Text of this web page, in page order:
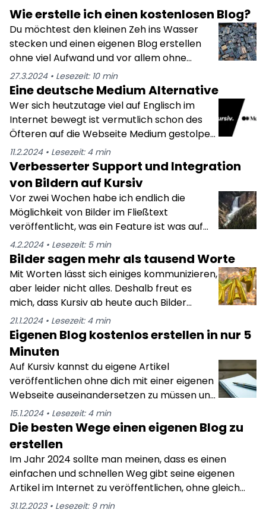
Wie erstelle ich einen kostenlosen Blog?
Du möchtest den kleinen Zeh ins Wasser
stecken und einen eigenen Blog erstellen
ohne viel Aufwand und vor allem ohne
Kosten zu haben? Dann bist du hier genau
richtig gelandet, denn ich werde dir hier in
nur wenigen Minuten die besten Optionen
zeigen, wie du völlig kostenlos einen eigenen
Blog erstellen kannst. Wenn du dich dann
später für eine aufwändigere Methode
entscheidest, weil du dir sicher bist, dass du
es mit dem Bloggen ernst meinst kannst du
das ja natürlich trotzdem noch tun. Davon
hält dich definitiv niemand ab, auch wenn es
dann vielleicht nochmal etwas Aufwand
bedeuten könnte die Plattform zu wechseln.
27.3.2024• Lesezeit: 10min
Eine deutsche Medium Alternative
Wer sich heutzutage viel auf Englisch im
Internet bewegt ist vermutlich schon des
Öfteren auf die Webseite Medium gestolpert
und hat dort den ein oder anderen Artikel
gelesen. Ich persönlich freue mich immer,
wenn ich bei meiner Internetrecherche
einen Medium Artikel entdecke, weil ich mir
meist recht sicher sein kann, dass der Artikel
gut geschrieben ist und visuell ansprechend
ist. Vor allem werde ich nicht sofort mit
Werbeanzeigen vollgemüllt, was das Lesen
um einiges angenehmer macht, weil ich
mich voll und ganz auf den Artikel
konzentrieren kann.
11.2.2024• Lesezeit: 4min
Verbesserter Support und Integration
von Bildern auf Kursiv
Vor zwei Wochen habe ich endlich die
Möglichkeit von Bilder im Fließtext
veröffentlicht, was ein Feature ist was auf
einer Blogging Plattform natürlich nicht
fehlen darf. Man hat endlich nicht mehr nur
Text vor sich, sondern man kann es jetzt
auch schön mit Bildern untermalen. Das hilft
vor allem wenn man Anleitungen zu
dort oft nötig ist etwas auch visuell
darzustellen. Für die erste Version war ich
sehr zufrieden mit der Lösung, aber mir war
von Anfang an bewusst, dass es noch lange
nicht perfekt ist. Ein paar dieser Probleme
habe ich seitdem beseitigt.
4.2.2024• Lesezeit: 5min
Bilder sagen mehr als tausend Worte
Mit Worten lässt sich einiges kommunizieren,
aber leider nicht alles. Deshalb freut es
mich, dass Kursiv ab heute auch Bilder
unterstützt. Damit kann der Text etwas
untermalt werden und auch Anleitungen zu
gewissen Themen lassen sich jetzt hier
umsetzen. Man findet aktuell 2 verschiedene
Möglichkeiten Bilder hochzuladen. Es gibt
jetzt ein Profilbild und es lassen sich Bilder im
Fließtext in deinen Stories hinzufügen.
21.1.2024• Lesezeit: 4min
Eigenen Blog kostenlos erstellen in nur 5
Minuten
Auf Kursiv kannst du eigene Artikel
veröffentlichen ohne dich mit einer eigenen
Webseite auseinandersetzen zu müssen und
du bist innerhalb weniger Minuten startklar.
Es ist die perfekte Möglichkeit für dich den
Einstieg in die Welt des Bloggens zu machen.
Bisher musste man sich dafür mit einer
eigenen Webseite rumschlagen wenn man
einen eigenen Blog erstellen wollte, was
bedeutet hat, dass man sich mit Dingen wie
Domains, Baukastensystemen und
15.1.2024• Lesezeit: 4min
Die besten Wege einen eigenen Blog zu
erstellen
Im Jahr 2024 sollte man meinen, dass es einen
einfachen und schnellen Weg gibt seine eigenen
Artikel im Internet zu veröffentlichen, ohne gleich
eine eigene Webseite dafür erstellen zu müssen.
31.12.2023• Lesezeit: 9min